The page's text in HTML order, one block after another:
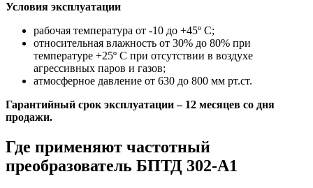
Условия эксплуатации
рабочая температура от -10 до +45º С;
относительная влажность от 30% до 80% при
температуре +25º С при отсутствии в воздухе
агрессивных паров и газов;
атмосферное давление от 630 до 800 мм рт.ст.
Гарантийный срок эксплуатации – 12 месяцев со дня
продажи.
Где применяют частотный
преобразователь БПТД 302-А1